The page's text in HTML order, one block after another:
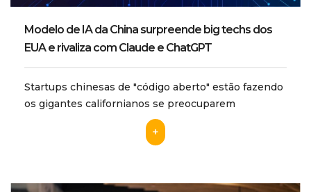
Modelo de IA da China surpreende big techs dos
EUA e rivaliza com Claude e ChatGPT
Startups chinesas de "código aberto" estão fazendo
os gigantes californianos se preocuparem
+